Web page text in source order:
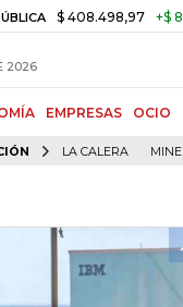
408.498,97 +$ 8.753,81
2026
EMPRESAS OCIO
LA CALERA